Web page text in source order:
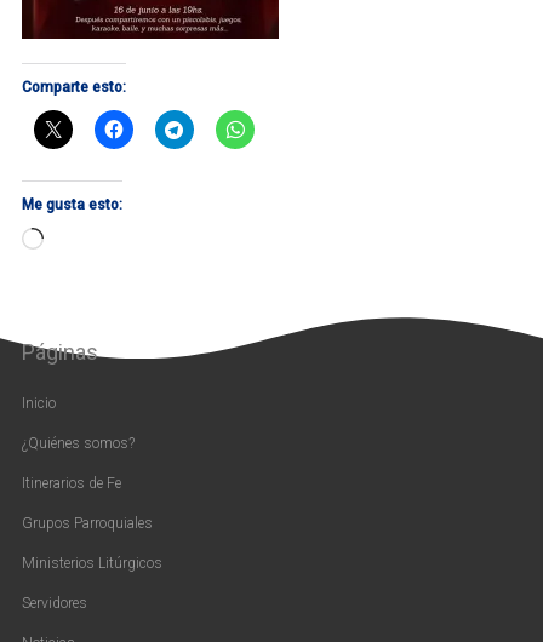
Comparte esto:
Me gusta esto:
Cargando...
Páginas
Inicio
¿Quiénes somos?
Itinerarios de Fe
Grupos Parroquiales
Ministerios Litúrgicos
Servidores